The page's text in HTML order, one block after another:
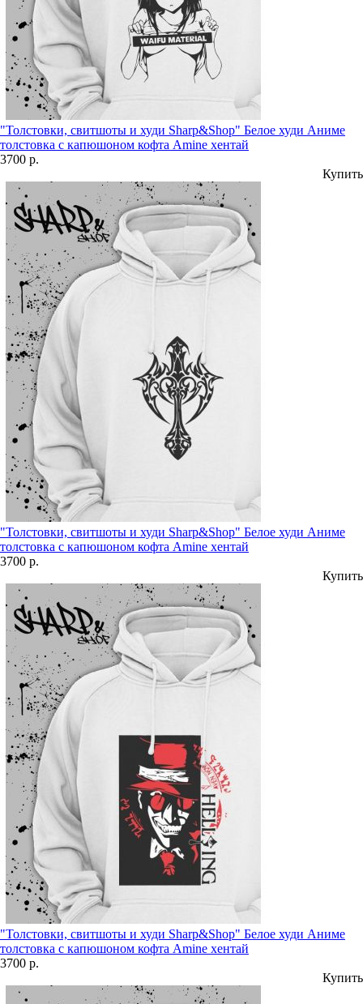
"Толстовки, свитшоты и худи Sharp&Shop" Белое худи Аниме
толстовка с капюшоном кофта Amine хентай
3700 р.
Купить
"Толстовки, свитшоты и худи Sharp&Shop" Белое худи Аниме
толстовка с капюшоном кофта Amine хентай
3700 р.
Купить
"Толстовки, свитшоты и худи Sharp&Shop" Белое худи Аниме
толстовка с капюшоном кофта Amine хентай
3700 р.
Купить